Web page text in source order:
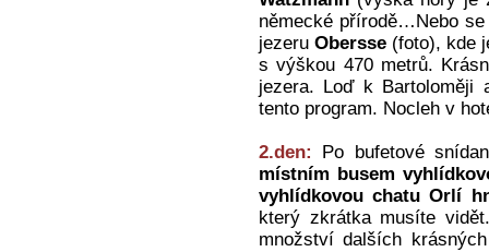
německé přírodě…Nebo
jezeru Obersse (foto), kde
s výškou 470 metrů.
jezera. Loď k
tento program. Nocleh v
2.den:
Po bufetové
místním busem
vyhlídkovou chatu Orlí
který zkrátka musíte
množství dalších